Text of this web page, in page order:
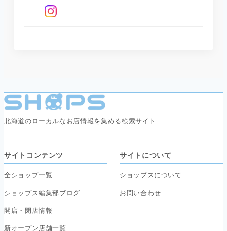
北海道のローカルなお店情報を集める検索サイト
サイトコンテンツ
全ショップ一覧
ショップス編集部ブログ
開店・閉店情報
新オープン店舗一覧
サイトについて
ショップスについて
お問い合わせ